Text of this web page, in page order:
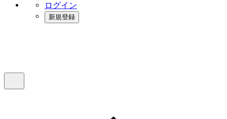
ログイン
新規登録